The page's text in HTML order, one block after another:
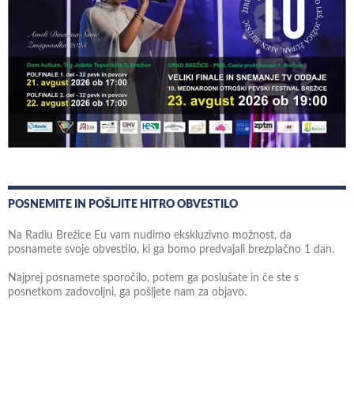
POSNEMITE IN POŠLJITE HITRO OBVESTILO
Na Radiu Brežice Eu vam nudimo ekskluzivno možnost, da
posnamete svoje obvestilo, ki ga bomo predvajali brezplačno 1 dan.
Najprej posnamete sporočilo, potem ga poslušate in če ste s
posnetkom zadovoljni, ga pošljete nam za objavo.